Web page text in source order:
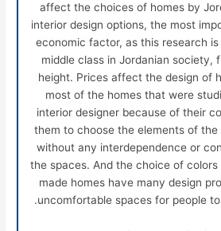
affect the choices of homes by
interior design options, the most
economic factor, as this research
middle class in Jordanian society,
height. Prices affect the design of
most of the homes that were
interior designer because of their
them to choose the elements of the
without any interdependence or
the spaces. And the choice of
made homes have many design
uncomfortable spaces for people